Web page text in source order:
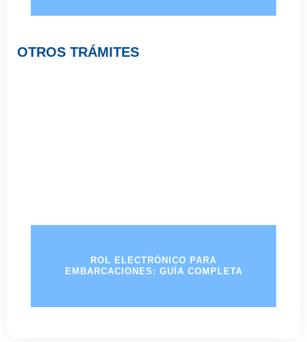
OTROS TRÁMITES
ROL ELECTRÓNICO PARA
EMBARCACIONES: GUÍA COMPLETA